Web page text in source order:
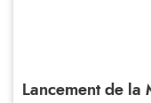
Lancement de la